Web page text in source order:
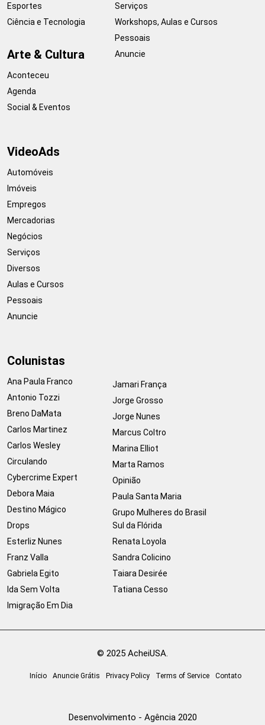
Esportes
Ciência e Tecnologia
Arte & Cultura
Aconteceu
Agenda
Social & Eventos
Serviços
Workshops, Aulas e Cursos
Pessoais
Anuncie
VideoAds
Automóveis
Imóveis
Empregos
Mercadorias
Negócios
Serviços
Diversos
Aulas e Cursos
Pessoais
Anuncie
Colunistas
Ana Paula Franco
Antonio Tozzi
Breno DaMata
Carlos Martinez
Carlos Wesley
Circulando
Cybercrime Expert
Debora Maia
Destino Mágico
Drops
Esterliz Nunes
Franz Valla
Gabriela Egito
Ida Sem Volta
Imigração Em Dia
Jamari França
Jorge Grosso
Jorge Nunes
Marcus Coltro
Marina Elliot
Marta Ramos
Opinião
Paula Santa Maria
Grupo Mulheres do Brasil
Sul da Flórida
Renata Loyola
Sandra Colicino
Taiara Desirée
Tatiana Cesso
© 2025 AcheiUSA.
Início Anuncie Grátis Privacy Policy Terms of Service Contato
Desenvolvimento - Agência 2020